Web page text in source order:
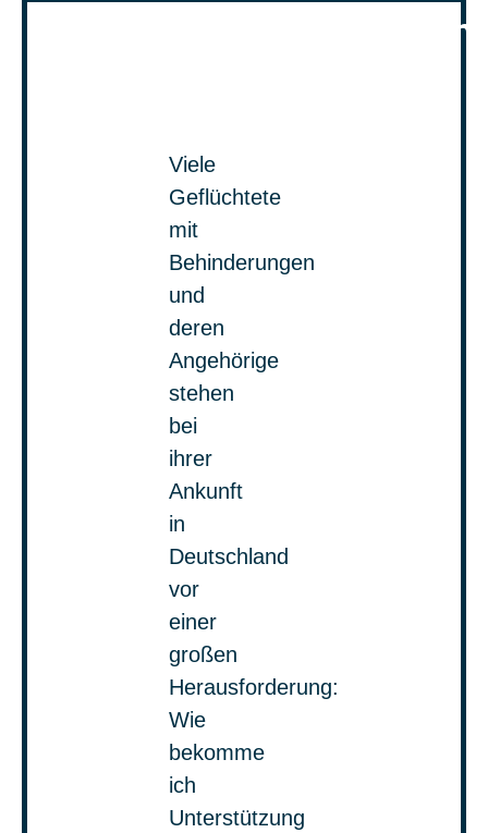
Informationsplattform
Viele
Geflüchtete
mit
Behinderungen
und
deren
Angehörige
stehen
bei
ihrer
Ankunft
in
Deutschland
vor
einer
großen
Herausforderung:
Wie
bekomme
ich
Unterstützung